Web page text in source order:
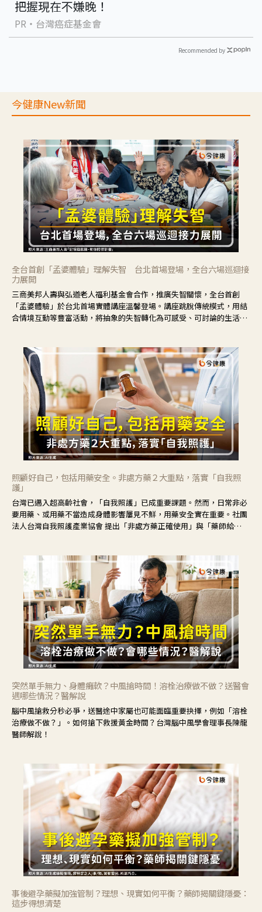
把握現在不嫌晚！
PR・台灣癌症基金會
Recommended by
今健康New新聞
全台首創「孟婆體驗」理解失智 台北首場登場，全台六場巡迴接
力展開
三商美邦人壽與弘道老人福利基金會合作，推廣失智關懷，全台首創
「孟婆體驗」於台北首場實體講座溫馨登場。講座跳脫傳統模式，用結
合情境互動等豐富活動，將抽象的失智轉化為可感受、可討論的生活情
照顧好自己，包括用藥安全。非處方藥２大重點，落實「自我照
護」
台灣已邁入超高齡社會，「自我照護」已成重要課題。然而，日常非必
要用藥、或用藥不當造成身體影響屢見不鮮，用藥安全實在重要。社團
法人台灣自我照護產業協會 提出「非處方藥正確使用」與「藥師給
突然單手無力、身體癱軟？中風搶時間！溶栓治療做不做？送醫會
遇哪些情況？醫解說
腦中風搶救分秒必爭，送醫途中家屬也可能面臨重要抉擇，例如「溶栓
治療做不做？」。如何搶下救援黃金時間？台灣腦中風學會理事長陳龍
醫師解說！
事後避孕藥擬加強管制？理想、現實如何平衡？藥師揭關鍵隱憂：
這步得想清楚